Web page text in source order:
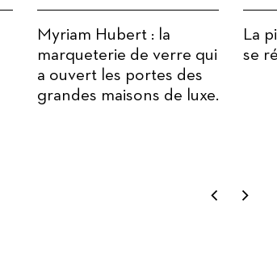
Myriam Hubert : la
marqueterie de verre qui
a ouvert les portes des
grandes maisons de luxe.
La
se